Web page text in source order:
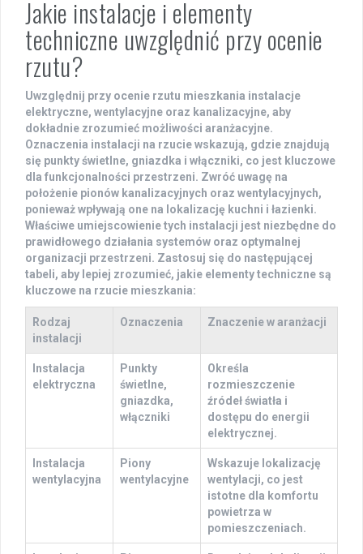
Jakie instalacje i elementy
techniczne uwzględnić przy ocenie
rzutu?
Uwzględnij przy ocenie rzutu mieszkania instalacje
elektryczne, wentylacyjne oraz kanalizacyjne, aby
dokładnie zrozumieć możliwości aranżacyjne.
Oznaczenia instalacji na rzucie wskazują, gdzie znajdują
się punkty świetlne, gniazdka i włączniki, co jest kluczowe
dla funkcjonalności przestrzeni. Zwróć uwagę na
położenie pionów kanalizacyjnych oraz wentylacyjnych,
ponieważ wpływają one na lokalizację kuchni i łazienki.
Właściwe umiejscowienie tych instalacji jest niezbędne do
prawidłowego działania systemów oraz optymalnej
organizacji przestrzeni. Zastosuj się do następującej
tabeli, aby lepiej zrozumieć, jakie elementy techniczne są
kluczowe na rzucie mieszkania:
Rodzaj
instalacji
Oznaczenia Znaczenie w aranżacji
Instalacja
elektryczna
Punkty
świetlne,
gniazdka,
włączniki
Określa
rozmieszczenie
źródeł światła i
dostępu do energii
elektrycznej.
Instalacja
wentylacyjna
Piony
wentylacyjne
Wskazuje lokalizację
wentylacji, co jest
istotne dla komfortu
powietrza w
pomieszczeniach.